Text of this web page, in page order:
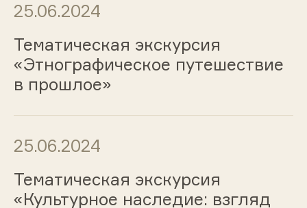
25.06.2024
Тематическая экскурсия
«Этнографическое путешествие
в прошлое»
25.06.2024
Тематическая экскурсия
«Культурное наследие: взгляд